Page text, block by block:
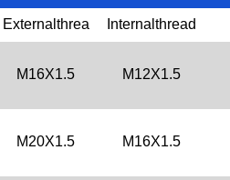
Externalthrea Internalthread
M16X1.5 M12X1.5
M20X1.5 M16X1.5